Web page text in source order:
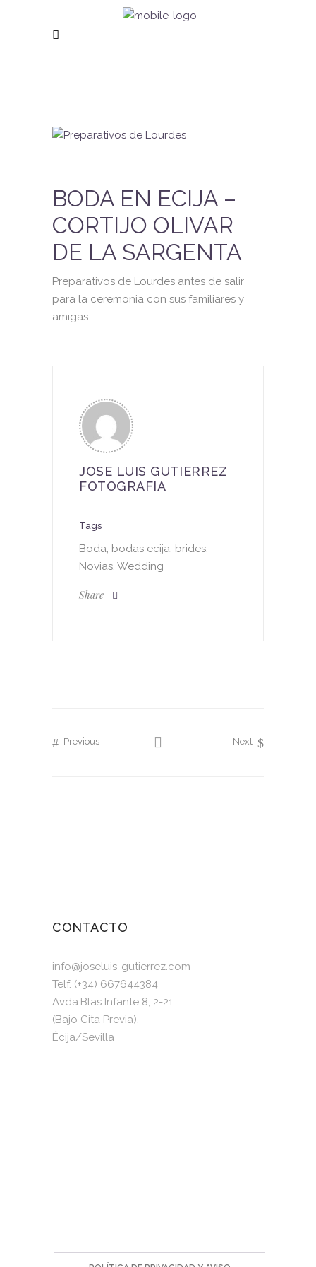
BODA EN ECIJA –
CORTIJO OLIVAR
DE LA SARGENTA
Preparativos de Lourdes antes de salir
para la ceremonia con sus familiares y
amigas.
JOSE LUIS GUTIERREZ
FOTOGRAFIA
Tags
Boda, bodas ecija, brides,
Novias, Wedding
Share
Previous Next
CONTACTO
info@joseluis-gutierrez.com
Telf. (+34) 667644384
Avda.Blas Infante 8, 2-21,
(Bajo Cita Previa).
Écija/Sevilla
…